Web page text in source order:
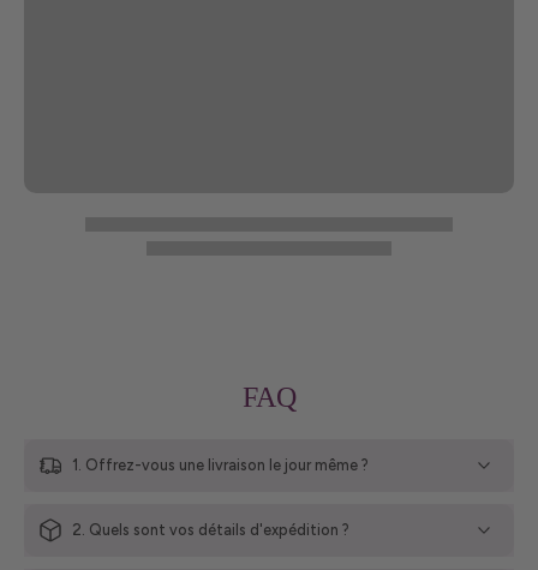
FAQ
1. Offrez-vous une livraison le jour même ?
2. Quels sont vos détails d'expédition ?